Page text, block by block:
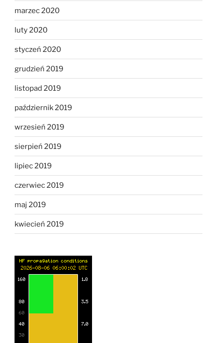
marzec 2020
luty 2020
styczeń 2020
grudzień 2019
listopad 2019
październik 2019
wrzesień 2019
sierpień 2019
lipiec 2019
czerwiec 2019
maj 2019
kwiecień 2019